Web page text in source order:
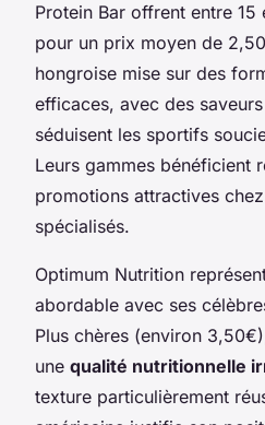
Protein Bar offrent entre
pour un prix moyen de
hongroise mise sur des
efficaces, avec des
séduisent les sportifs
Leurs gammes bénéficient
promotions attractives
spécialisés.
Optimum Nutrition
abordable avec ses
Plus chères (environ
une qualité nutritionnelle
texture particulièrement